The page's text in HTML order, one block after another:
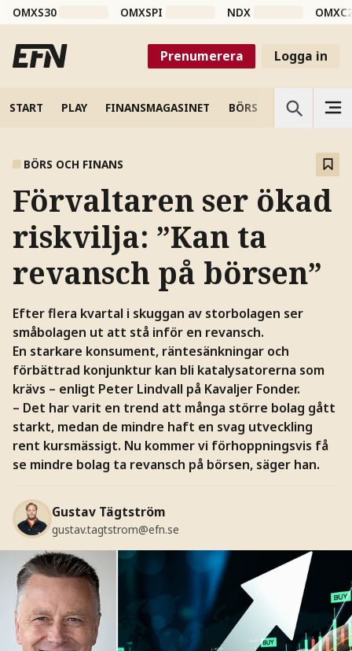
OMXS30 OMXSPI NDX
Prenumerera Logga in
START PLAY FINANSMAGASINET BÖRS VETENSKAP
BÖRS OCH FINANS
Förvaltaren ser ökad
riskvilja: ”Kan ta
revansch på börsen”
Efter flera kvartal i skuggan av storbolagen ser
småbolagen ut att stå inför en revansch.
En starkare konsument, räntesänkningar och
förbättrad konjunktur kan bli katalysatorerna som
krävs – enligt Peter Lindvall på Kavaljer Fonder.
– Det har varit en trend att många större bolag gått
starkt, medan de mindre haft en svag utveckling
rent kursmässigt. Nu kommer vi förhoppningsvis få
se mindre bolag ta revansch på börsen, säger han.
Gustav Tägtström
gustav.tagtstrom@efn.se